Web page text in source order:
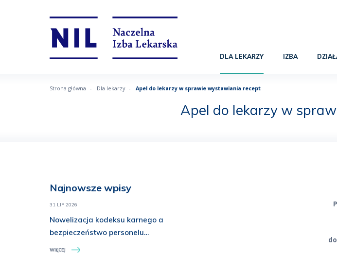
DLA LEKARZY IZBA
Strona główna Dla lekarzy Apel do lekarzy w sprawie wystawiania recept
Apel do lekarzy w
Najnowsze wpisy
31 LIP 2026
Nowelizacja kodeksu karnego a
bezpieczeństwo personelu
medycznego. Prezydium NRL o
WIĘCEJ